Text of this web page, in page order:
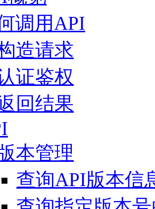
调用API
造请求
证鉴权
回结果
本管理
查询API版本信